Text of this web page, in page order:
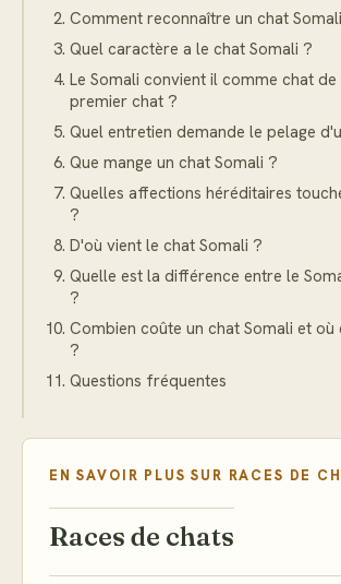
Comment reconnaître un chat
Quel caractère a le chat Somali ?
Le Somali convient il comme chat
premier chat ?
Quel entretien demande le pelage
Que mange un chat Somali ?
Quelles affections héréditaires
?
D'où vient le chat Somali ?
Quelle est la différence entre le
?
Combien coûte un chat Somali et où
?
Questions fréquentes
EN SAVOIR PLUS SUR RACES DE
Races de chats